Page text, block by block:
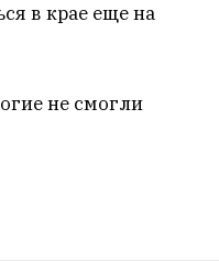
в крае еще на
не смогли